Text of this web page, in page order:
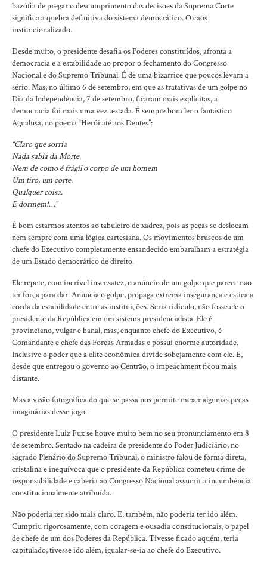
bazófia de pregar o descumprimento das decisões da Suprema Corte
significa a quebra definitiva do sistema democrático. O caos
institucionalizado.
Desde muito, o presidente desafia os Poderes constituídos, afronta a
democracia e a estabilidade ao propor o fechamento do Congresso
Nacional e do Supremo Tribunal. É de uma bizarrice que poucos levam a
sério. Mas, no último 6 de setembro, em que as tratativas de um golpe no
Dia da Independência, 7 de setembro, ficaram mais explícitas, a
democracia foi mais uma vez testada. É sempre bom ler o fantástico
Agualusa, no poema “Herói até aos Dentes”:
“Claro que sorria
Nada sabia da Morte
Nem de como é frágil o corpo de um homem
Um tiro, um corte.
Qualquer coisa.
E dormem!…”
É bom estarmos atentos ao tabuleiro de xadrez, pois as peças se deslocam
nem sempre com uma lógica cartesiana. Os movimentos bruscos de um
chefe do Executivo completamente ensandecido embaralham a estratégia
de um Estado democrático de direito.
Ele repete, com incrível insensatez, o anúncio de um golpe que parece não
ter força para dar. Anuncia o golpe, propaga extrema insegurança e estica a
corda da estabilidade entre as instituições. Seria ridículo, não fosse ele o
presidente da República em um sistema presidencialista. Ele é
provinciano, vulgar e banal, mas, enquanto chefe do Executivo, é
Comandante e chefe das Forças Armadas e possui enorme autoridade.
Inclusive o poder que a elite econômica divide sobejamente com ele. E,
desde que entregou o governo ao Centrão, o impeachment ficou mais
distante.
Mas a visão fotográfica do que se passa nos permite mexer algumas peças
imaginárias desse jogo.
O presidente Luiz Fux se houve muito bem no seu pronunciamento em 8
de setembro. Sentado na cadeira de presidente do Poder Judiciário, no
sagrado Plenário do Supremo Tribunal, o ministro falou de forma direta,
cristalina e inequívoca que o presidente da República cometeu crime de
responsabilidade e caberia ao Congresso Nacional assumir a incumbência
constitucionalmente atribuída.
Não poderia ter sido mais claro. E, também, não poderia ter ido além.
Cumpriu rigorosamente, com coragem e ousadia constitucionais, o papel
de chefe de um dos Poderes da República. Tivesse ficado aquém, teria
capitulado; tivesse ido além, igualar-se-ia ao chefe do Executivo.